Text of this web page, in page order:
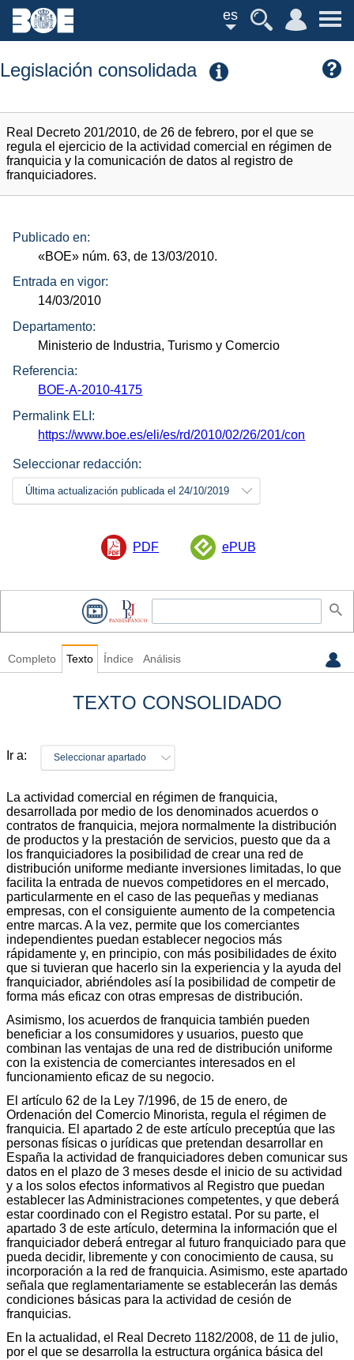
es
Legislación consolidada
Real Decreto 201/2010, de 26 de febrero, por el que se
regula el ejercicio de la actividad comercial en régimen de
franquicia y la comunicación de datos al registro de
franquiciadores.
Publicado en:
«BOE» núm. 63, de 13/03/2010.
Entrada en vigor:
14/03/2010
Departamento:
Ministerio de Industria, Turismo y Comercio
Referencia:
BOE-A-2010-4175
Permalink ELI:
https://www.boe.es/eli/es/rd/2010/02/26/201/con
Seleccionar redacción:
Última actualización publicada el 24/10/2019
PDF ePUB
Completo Texto Índice Análisis
TEXTO CONSOLIDADO
Ir a: Seleccionar apartado
La actividad comercial en régimen de franquicia,
desarrollada por medio de los denominados acuerdos o
contratos de franquicia, mejora normalmente la distribución
de productos y la prestación de servicios, puesto que da a
los franquiciadores la posibilidad de crear una red de
distribución uniforme mediante inversiones limitadas, lo que
facilita la entrada de nuevos competidores en el mercado,
particularmente en el caso de las pequeñas y medianas
empresas, con el consiguiente aumento de la competencia
entre marcas. A la vez, permite que los comerciantes
independientes puedan establecer negocios más
rápidamente y, en principio, con más posibilidades de éxito
que si tuvieran que hacerlo sin la experiencia y la ayuda del
franquiciador, abriéndoles así la posibilidad de competir de
forma más eficaz con otras empresas de distribución.
Asimismo, los acuerdos de franquicia también pueden
beneficiar a los consumidores y usuarios, puesto que
combinan las ventajas de una red de distribución uniforme
con la existencia de comerciantes interesados en el
funcionamiento eficaz de su negocio.
El artículo 62 de la Ley 7/1996, de 15 de enero, de
Ordenación del Comercio Minorista, regula el régimen de
franquicia. El apartado 2 de este artículo preceptúa que las
personas físicas o jurídicas que pretendan desarrollar en
España la actividad de franquiciadores deben comunicar sus
datos en el plazo de 3 meses desde el inicio de su actividad
y a los solos efectos informativos al Registro que puedan
establecer las Administraciones competentes, y que deberá
estar coordinado con el Registro estatal. Por su parte, el
apartado 3 de este artículo, determina la información que el
franquiciador deberá entregar al futuro franquiciado para que
pueda decidir, libremente y con conocimiento de causa, su
incorporación a la red de franquicia. Asimismo, este apartado
señala que reglamentariamente se establecerán las demás
condiciones básicas para la actividad de cesión de
franquicias.
En la actualidad, el Real Decreto 1182/2008, de 11 de julio,
por el que se desarrolla la estructura orgánica básica del